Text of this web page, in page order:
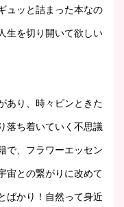
ュッと詰まった本なの
生を切り開いて欲しい
あり、時々ピンときた
落ち着いていく不思議
で、フラワーエッセン
宙との繋がりに改めて
ばかり！自然って身近